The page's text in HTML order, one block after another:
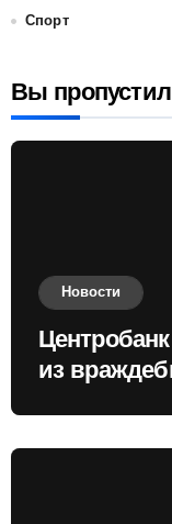
Спорт
Вы
Новости
из